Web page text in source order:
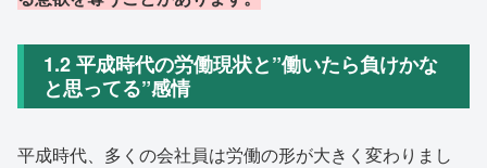
1.2 平成時代の労働現状と”働いたら負けかな
と思ってる”感情
平成時代、多くの会社員は労働の形が大きく変わりまし